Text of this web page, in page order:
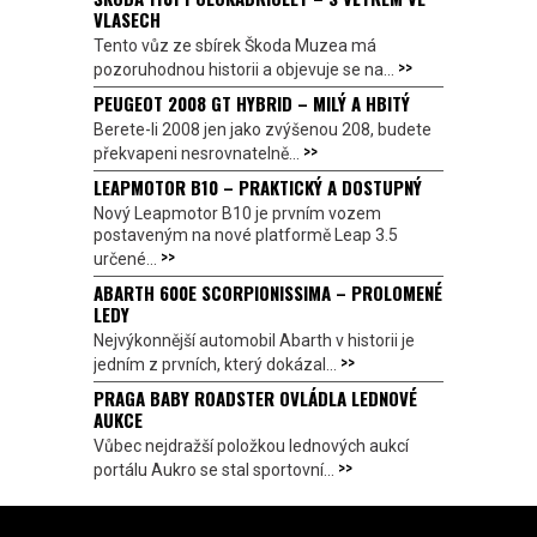
VLASECH
Tento vůz ze sbírek Škoda Muzea má
pozoruhodnou historii a objevuje se na... >>
PEUGEOT 2008 GT HYBRID – MILÝ A HBITÝ
Berete-li 2008 jen jako zvýšenou 208, budete
překvapeni nesrovnatelně... >>
LEAPMOTOR B10 – PRAKTICKÝ A DOSTUPNÝ
Nový Leapmotor B10 je prvním vozem
postaveným na nové platformě Leap 3.5
určené... >>
ABARTH 600E SCORPIONISSIMA – PROLOMENÉ
LEDY
Nejvýkonnější automobil Abarth v historii je
jedním z prvních, který dokázal... >>
PRAGA BABY ROADSTER OVLÁDLA LEDNOVÉ
AUKCE
Vůbec nejdražší položkou lednových aukcí
portálu Aukro se stal sportovní... >>